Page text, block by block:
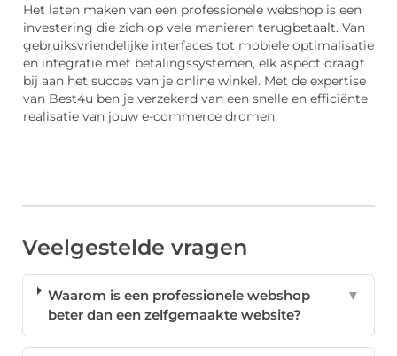
Het laten maken van een professionele webshop is een
investering die zich op vele manieren terugbetaalt. Van
gebruiksvriendelijke interfaces tot mobiele optimalisatie
en integratie met betalingssystemen, elk aspect draagt
bij aan het succes van je online winkel. Met de expertise
van Best4u ben je verzekerd van een snelle en efficiënte
realisatie van jouw e-commerce dromen.
Veelgestelde vragen
Waarom is een professionele webshop
beter dan een zelfgemaakte website?
▼